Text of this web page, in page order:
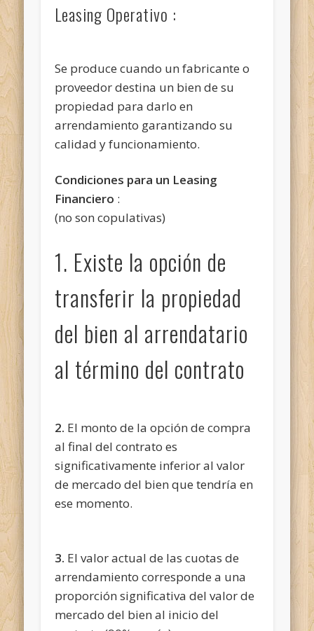
Leasing Operativo :
Se produce cuando un fabricante o
proveedor destina un bien de su
propiedad para darlo en
arrendamiento garantizando su
calidad y funcionamiento.
Condiciones para un Leasing
Financiero :
(no son copulativas)
1. Existe la opción de
transferir la propiedad
del bien al arrendatario
al término del contrato
2. El monto de la opción de compra
al final del contrato es
significativamente inferior al valor
de mercado del bien que tendría en
ese momento.
3. El valor actual de las cuotas de
arrendamiento corresponde a una
proporción significativa del valor de
mercado del bien al inicio del